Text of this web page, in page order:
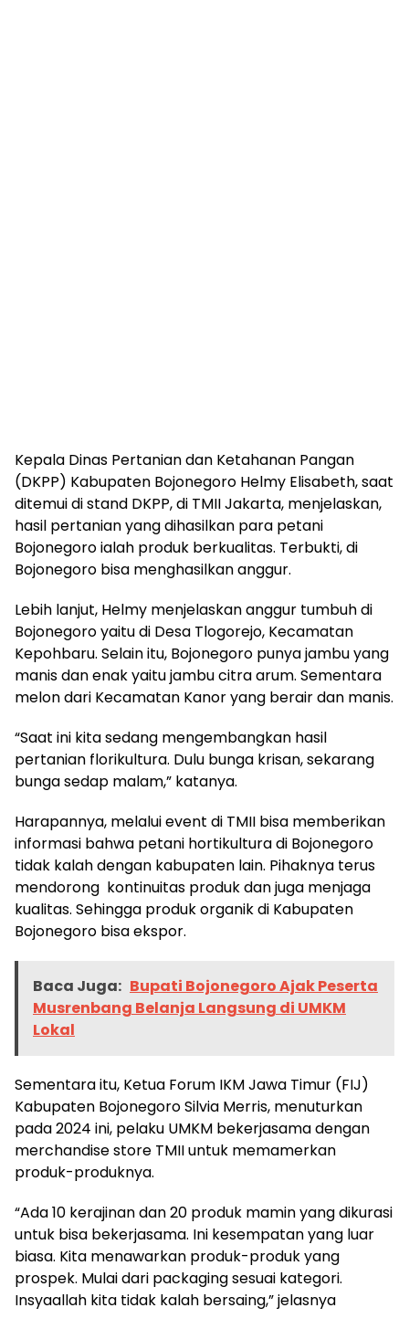
Baca Juga: Yuk gabung jadi mahasiswa STIE
Cendekia Bojonegoro, ini caranya
Kepala Dinas Pertanian dan Ketahanan Pangan
(DKPP) Kabupaten Bojonegoro Helmy Elisabeth, saat
ditemui di stand DKPP, di TMII Jakarta, menjelaskan,
hasil pertanian yang dihasilkan para petani
Bojonegoro ialah produk berkualitas. Terbukti, di
Bojonegoro bisa menghasilkan anggur.
Lebih lanjut, Helmy menjelaskan anggur tumbuh di
Bojonegoro yaitu di Desa Tlogorejo, Kecamatan
Kepohbaru. Selain itu, Bojonegoro punya jambu yang
manis dan enak yaitu jambu citra arum. Sementara
melon dari Kecamatan Kanor yang berair dan manis.
“Saat ini kita sedang mengembangkan hasil
pertanian florikultura. Dulu bunga krisan, sekarang
bunga sedap malam,” katanya.
Harapannya, melalui event di TMII bisa memberikan
informasi bahwa petani hortikultura di Bojonegoro
tidak kalah dengan kabupaten lain. Pihaknya terus
mendorong kontinuitas produk dan juga menjaga
kualitas. Sehingga produk organik di Kabupaten
Bojonegoro bisa ekspor.
Baca Juga: Bupati Bojonegoro Ajak Peserta
Musrenbang Belanja Langsung di UMKM
Lokal
Sementara itu, Ketua Forum IKM Jawa Timur (FIJ)
Kabupaten Bojonegoro Silvia Merris, menuturkan
pada 2024 ini, pelaku UMKM bekerjasama dengan
merchandise store TMII untuk memamerkan
produk-produknya.
“Ada 10 kerajinan dan 20 produk mamin yang dikurasi
untuk bisa bekerjasama. Ini kesempatan yang luar
biasa. Kita menawarkan produk-produk yang
prospek. Mulai dari packaging sesuai kategori.
Insyaallah kita tidak kalah bersaing,” jelasnya